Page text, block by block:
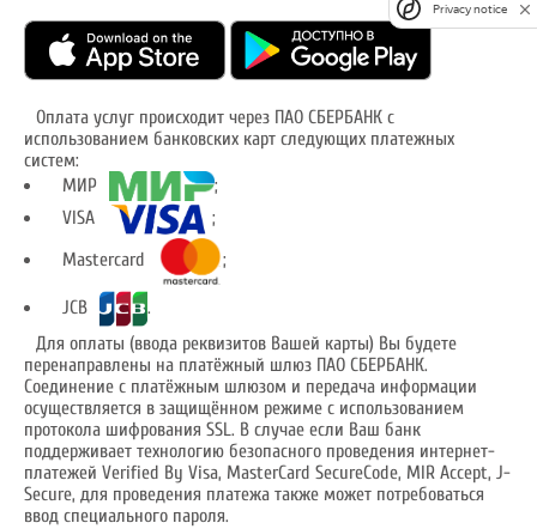
Оплата услуг происходит через ПАО СБЕРБАНК с
использованием банковских карт следующих платежных
систем:
МИР
;
VISA
;
Mastercard
;
JCB
.
Для оплаты (ввода реквизитов Вашей карты) Вы будете
перенаправлены на платёжный шлюз ПАО СБЕРБАНК.
Соединение с платёжным шлюзом и передача информации
осуществляется в защищённом режиме с использованием
протокола шифрования SSL. В случае если Ваш банк
поддерживает технологию безопасного проведения интернет-
платежей Verified By Visa, MasterCard SecureCode, MIR Accept, J-
Secure, для проведения платежа также может потребоваться
ввод специального пароля.
Privacy notice